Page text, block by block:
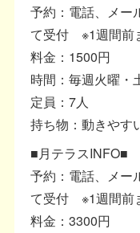
予約：電話、メー
て受付 ※1週間前
料金：1500円
時間：毎週火曜・
定員：7人
持ち物：動きやす
■月テラスINFO■
予約：電話、メー
て受付 ※1週間前
料金：3300円